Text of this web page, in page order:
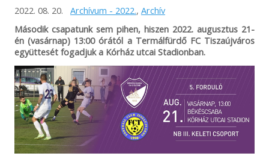
2022. 08. 20. Archívum - 2022., Archív
Második csapatunk sem pihen, hiszen 2022. augusztus 21-
én (vasárnap) 13:00 órától a Termálfürdő FC Tiszaújváros
együttesét fogadjuk a Kórház utcai Stadionban.